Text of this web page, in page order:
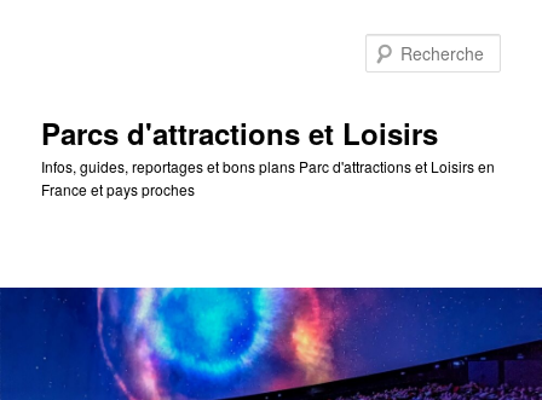
Parcs d'attractions et Loisirs
Infos, guides, reportages et bons plans Parc d'attractions et Loisirs en
France et pays proches